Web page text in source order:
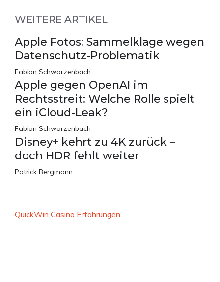
WEITERE ARTIKEL
Apple Fotos: Sammelklage wegen
Datenschutz-Problematik
Fabian Schwarzenbach
Apple gegen OpenAI im
Rechtsstreit: Welche Rolle spielt
ein iCloud-Leak?
Fabian Schwarzenbach
Disney+ kehrt zu 4K zurück –
doch HDR fehlt weiter
Patrick Bergmann
QuickWin Casino Erfahrungen